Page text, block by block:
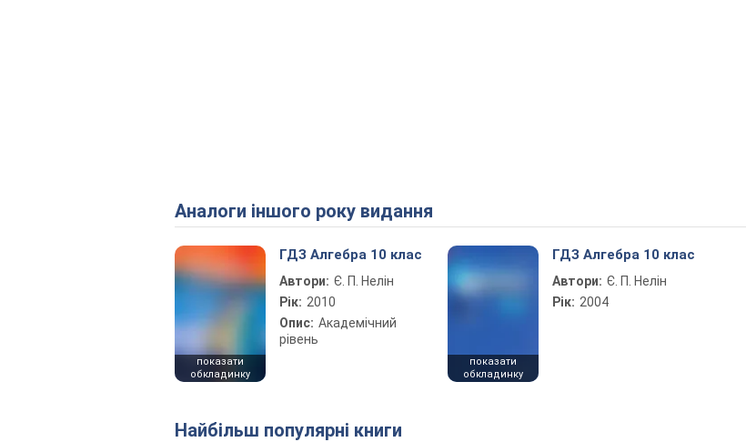
Аналоги іншого року видання
показати
обкладинку
ГДЗ Алгебра 10 клас
Автори: Є. П. Нелін
Рік: 2010
Опис: Академічний
рівень
показати
обкладинку
ГДЗ Алгебра 10 клас
Автори: Є. П. Нелін
Рік: 2004
Найбільш популярні книги